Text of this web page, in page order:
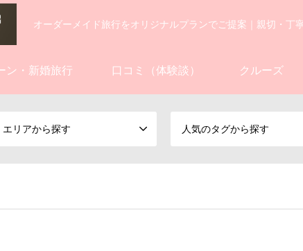
オーダーメイド旅行をオリジナルプランでご提案｜親切・丁
ン・新婚旅行 口コミ（体験談） クルーズ
エリアから探す 人気のタグから探す